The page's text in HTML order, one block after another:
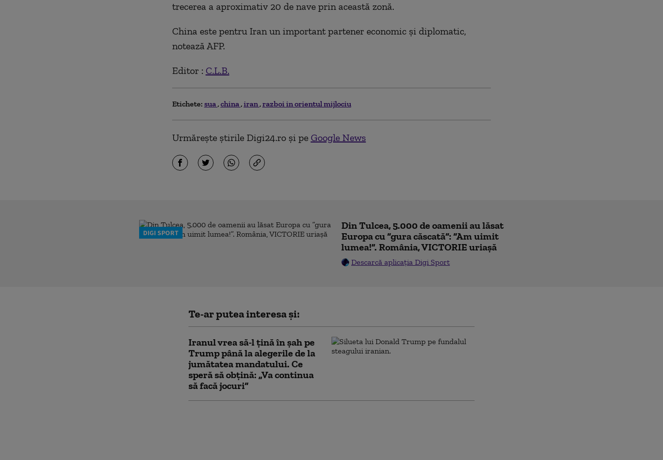
trecerea a aproximativ 20 de nave prin această zonă.
China este pentru Iran un important partener economic şi diplomatic,
notează AFP.
Editor : C.L.B.
Etichete: sua china iran razboi in orientul mijlociu
Urmărește știrile Digi24.ro și pe Google News
DIGI SPORT
Din Tulcea, 5.000 de oamenii au lăsat
Europa cu ”gura căscată”: ”Am uimit
lumea!”. România, VICTORIE uriașă
Descarcă aplicația Digi Sport
Te-ar putea interesa și:
Iranul vrea să-l țină în șah pe
Trump până la alegerile de la
jumătatea mandatului. Ce
speră să obțină: „Va continua
să facă jocuri”